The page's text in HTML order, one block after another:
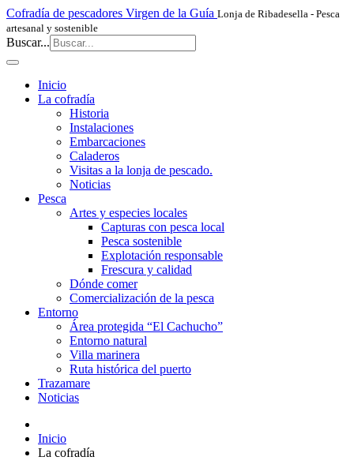
Cofradía de pescadores Virgen de la Guía Lonja de Ribadesella - Pesca
artesanal y sostenible
Buscar...
Inicio
La cofradía
Historia
Instalaciones
Embarcaciones
Caladeros
Visitas a la lonja de pescado.
Noticias
Pesca
Artes y especies locales
Capturas con pesca local
Pesca sostenible
Explotación responsable
Frescura y calidad
Dónde comer
Comercialización de la pesca
Entorno
Área protegida “El Cachucho”
Entorno natural
Villa marinera
Ruta histórica del puerto
Trazamare
Noticias
Inicio
La cofradía